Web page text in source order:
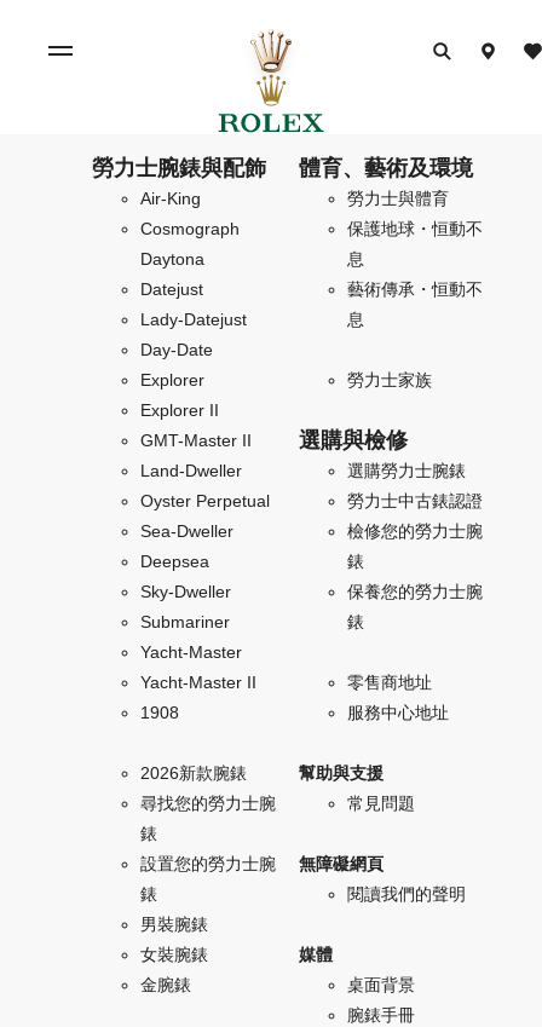
勞力士腕錶與配飾
Air-King
Cosmograph
Daytona
Datejust
Lady-Datejust
Day-Date
Explorer
Explorer II
GMT-Master II
Land-Dweller
Oyster Perpetual
Sea-Dweller
Deepsea
Sky-Dweller
Submariner
Yacht-Master
Yacht-Master II
1908
2026新款腕錶
尋找您的勞力士腕
錶
設置您的勞力士腕
錶
男裝腕錶
女裝腕錶
金腕錶
體育、藝術及環境
勞力士與體育
保護地球・恒動不
息
藝術傳承・恒動不
息
勞力士家族
選購與檢修
選購勞力士腕錶
勞力士中古錶認證
檢修您的勞力士腕
錶
保養您的勞力士腕
錶
零售商地址
服務中心地址
幫助與支援
常見問題
無障礙網頁
閱讀我們的聲明
媒體
桌面背景
腕錶手冊